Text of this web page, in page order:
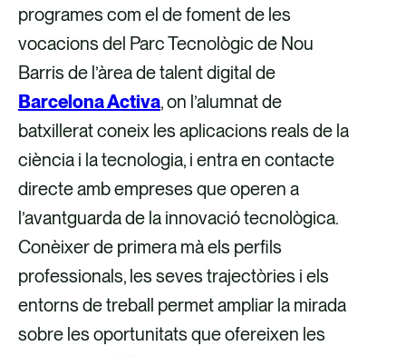
programes com el de foment de les
vocacions del Parc Tecnològic de Nou
Barris de l’àrea de talent digital de
Barcelona Activa, on l’alumnat de
batxillerat coneix les aplicacions reals de la
ciència i la tecnologia, i entra en contacte
directe amb empreses que operen a
l’avantguarda de la innovació tecnològica.
Conèixer de primera mà els perfils
professionals, les seves trajectòries i els
entorns de treball permet ampliar la mirada
sobre les oportunitats que ofereixen les